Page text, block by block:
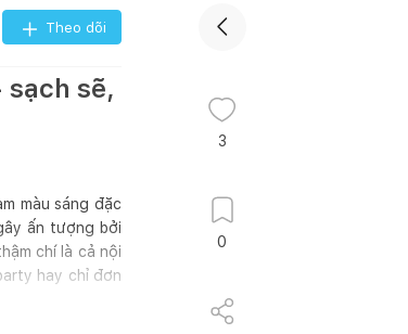
Theo dõi
sạch sẽ,
màu sáng đặc
ấn tượng bởi
chí là cả nội
hay chỉ đơn
3
0